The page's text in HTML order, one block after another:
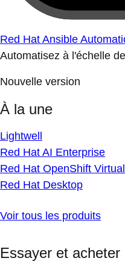
Red Hat Ansible
Automatisez à l'échelle
Nouvelle version
À la une
Lightwell
Red Hat AI Enterprise
Red Hat OpenShift
Red Hat Desktop
Voir tous les produits
Essayer et acheter